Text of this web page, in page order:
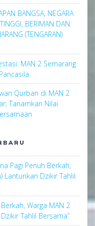
BANGSA, NEGARA
BERIMAN DAN
(TENGARAN)
MAN 2 Semarang
Qurban di MAN 2
Tanamkan Nilai
Pagi Penuh Berkah,
Lantunkan Dzikir Tahlil
Warga MAN 2
Tahlil Bersama”